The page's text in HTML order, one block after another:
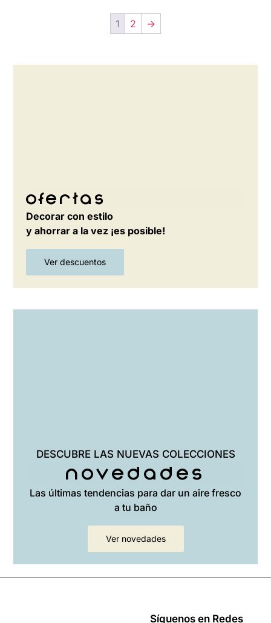
1 2 →
Ofertas
Decorar con estilo
y ahorrar a la vez ¡es posible!
Ver descuentos
DESCUBRE LAS NUEVAS COLECCIONES
Novedades
Las últimas tendencias para dar un aire fresco
a tu baño
Ver novedades
Síguenos en Redes